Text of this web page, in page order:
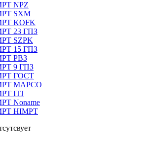
NPZ
SXM
KOFK
23 ГПЗ
SZPK
15 ГПЗ
РВЗ
9 ГПЗ
ГОСТ
MAPCO
ITJ
Noname
HIMPT